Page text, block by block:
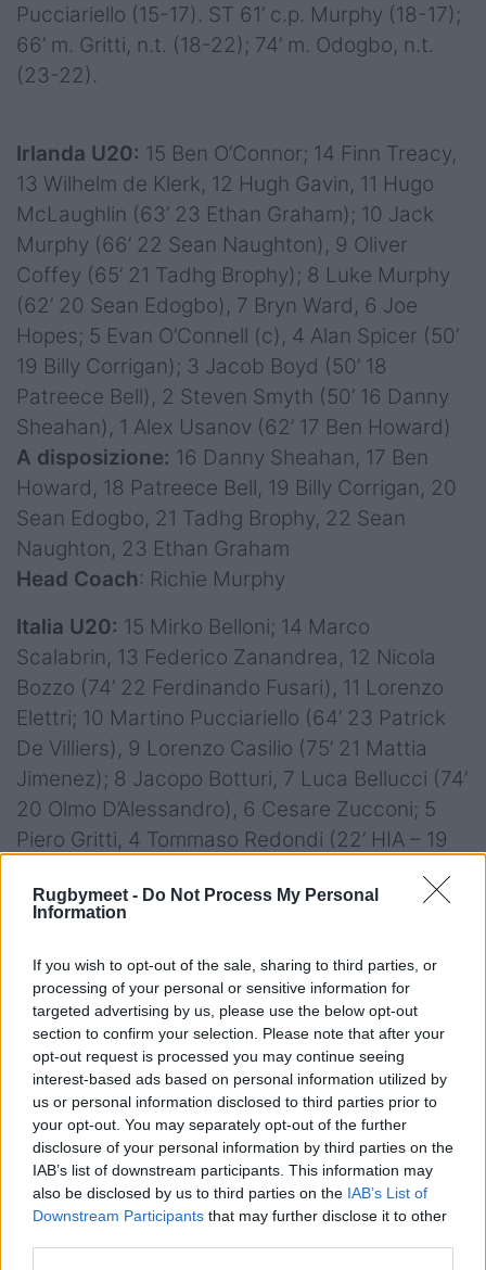
Rugbymeet - Do Not Process My Personal
Information
If you wish to opt-out of the sale, sharing to third parties, or
processing of your personal or sensitive information for
targeted advertising by us, please use the below opt-out
section to confirm your selection. Please note that after your
opt-out request is processed you may continue seeing
interest-based ads based on personal information utilized by
us or personal information disclosed to third parties prior to
your opt-out. You may separately opt-out of the further
disclosure of your personal information by third parties on the
IAB’s list of downstream participants. This information may
also be disclosed by us to third parties on the IAB’s List of
Downstream Participants that may further disclose it to other
Pucciariello (15-17). ST 61’ c.p. Murphy (18-17);
66’ m. Gritti, n.t. (18-22); 74’ m. Odogbo, n.t.
(23-22).
Irlanda U20: 15 Ben O’Connor; 14 Finn Treacy,
13 Wilhelm de Klerk, 12 Hugh Gavin, 11 Hugo
McLaughlin (63’ 23 Ethan Graham); 10 Jack
Murphy (66’ 22 Sean Naughton), 9 Oliver
Coffey (65’ 21 Tadhg Brophy); 8 Luke Murphy
(62’ 20 Sean Edogbo), 7 Bryn Ward, 6 Joe
Hopes; 5 Evan O’Connell (c), 4 Alan Spicer (50’
19 Billy Corrigan); 3 Jacob Boyd (50’ 18
Patreece Bell), 2 Steven Smyth (50’ 16 Danny
Sheahan), 1 Alex Usanov (62’ 17 Ben Howard)
A disposizione: 16 Danny Sheahan, 17 Ben
Howard, 18 Patreece Bell, 19 Billy Corrigan, 20
Sean Edogbo, 21 Tadhg Brophy, 22 Sean
Naughton, 23 Ethan Graham
Head Coach: Richie Murphy
Italia U20: 15 Mirko Belloni; 14 Marco
Scalabrin, 13 Federico Zanandrea, 12 Nicola
Bozzo (74’ 22 Ferdinando Fusari), 11 Lorenzo
Elettri; 10 Martino Pucciariello (64’ 23 Patrick
De Villiers), 9 Lorenzo Casilio (75’ 21 Mattia
Jimenez); 8 Jacopo Botturi, 7 Luca Bellucci (74’
20 Olmo D’Alessandro), 6 Cesare Zucconi; 5
Piero Gritti, 4 Tommaso Redondi (22’ HIA – 19
Giacomo Milano); 3 Marcos Gallorini (74’ 18
Davide Ascari), 2 Nicholas Gasperini (65’ 16
Sergio Pelliccioli)
A disposizione:16 Valerio Siciliano, 17 Sergio
Pelliccioli, 18 Davide Ascari, 19 Giacomo
Milano, 20 Olmo D’Alessandro, 21 Mattia
Jimenez, 22 Ferdinando Fusari, 23 Patrick De
Villiers
Head Coach: Massimo Brunello
Arbitro:Jérémy Rozier (FFR)
Assistenti:Evan Urruzmendi (FFR) e Neheun
Jauri Rivero (UAR)